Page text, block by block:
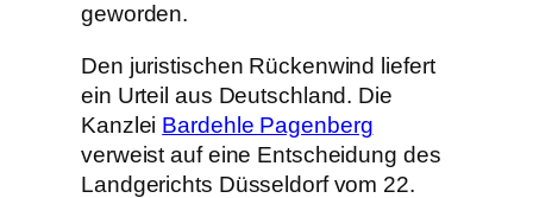
geworden.
Den juristischen Rückenwind liefert
ein Urteil aus Deutschland. Die
Kanzlei Bardehle Pagenberg
verweist auf eine Entscheidung des
Landgerichts Düsseldorf vom 22.